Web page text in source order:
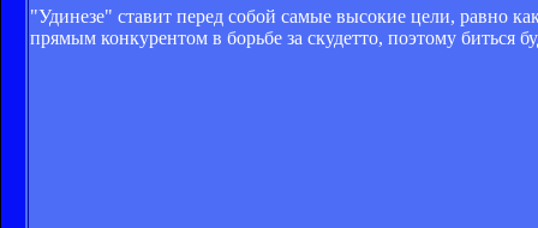
"Удинезе" ставит перед собой самые высокие цели, равно
прямым конкурентом в борьбе за скудетто, поэтому биться